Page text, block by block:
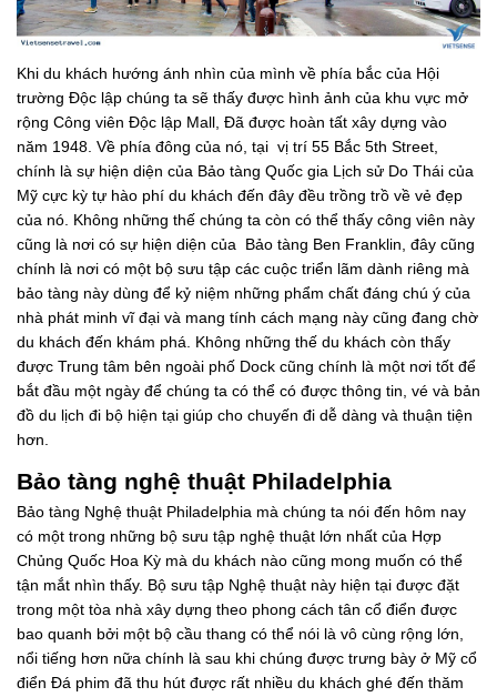
Khi du khách hướng ánh nhìn của mình về phía bắc của Hội
trường Độc lập chúng ta sẽ thấy được hình ảnh của khu vực mở
rộng Công viên Độc lập Mall, Đã được hoàn tất xây dựng vào
năm 1948. Về phía đông của nó, tại vị trí 55 Bắc 5th Street,
chính là sự hiện diện của Bảo tàng Quốc gia Lịch sử Do Thái của
Mỹ cực kỳ tự hào phí du khách đến đây đều trồng trồ về vẻ đẹp
của nó. Không những thế chúng ta còn có thể thấy công viên này
cũng là nơi có sự hiện diện của Bảo tàng Ben Franklin, đây cũng
chính là nơi có một bộ sưu tập các cuộc triển lãm dành riêng mà
bảo tàng này dùng để kỷ niệm những phẩm chất đáng chú ý của
nhà phát minh vĩ đại và mang tính cách mạng này cũng đang chờ
du khách đến khám phá. Không những thế du khách còn thấy
được Trung tâm bên ngoài phố Dock cũng chính là một nơi tốt để
bắt đầu một ngày để chúng ta có thể có được thông tin, vé và bản
đồ du lịch đi bộ hiện tại giúp cho chuyến đi dễ dàng và thuận tiện
hơn.
Bảo tàng nghệ thuật Philadelphia
Bảo tàng Nghệ thuật Philadelphia mà chúng ta nói đến hôm nay
có một trong những bộ sưu tập nghệ thuật lớn nhất của Hợp
Chủng Quốc Hoa Kỳ mà du khách nào cũng mong muốn có thể
tận mắt nhìn thấy. Bộ sưu tập Nghệ thuật này hiện tại được đặt
trong một tòa nhà xây dựng theo phong cách tân cổ điển được
bao quanh bởi một bộ cầu thang có thể nói là vô cùng rộng lớn,
nổi tiếng hơn nữa chính là sau khi chúng được trưng bày ở Mỹ cổ
điển Đá phim đã thu hút được rất nhiều du khách ghé đến thăm